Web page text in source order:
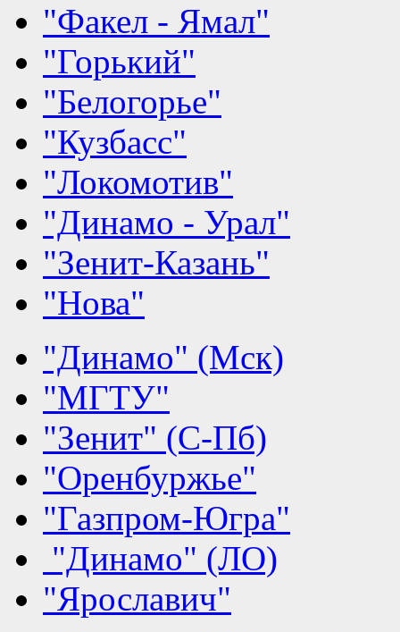
"Факел - Ямал"
"Горький"
"Белогорье"
"Кузбасс"
"Локомотив"
"Динамо - Урал"
"Зенит-Казань"
"Нова"
"Динамо" (Мск)
"МГТУ"
"Зенит" (С-Пб)
"Оренбуржье"
"Газпром-Югра"
"Динамо" (ЛО)
"Ярославич"